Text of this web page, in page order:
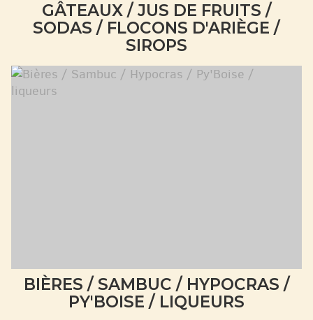
GÂTEAUX / JUS DE FRUITS /
SODAS / FLOCONS D'ARIÈGE /
SIROPS
BIÈRES / SAMBUC / HYPOCRAS /
PY'BOISE / LIQUEURS